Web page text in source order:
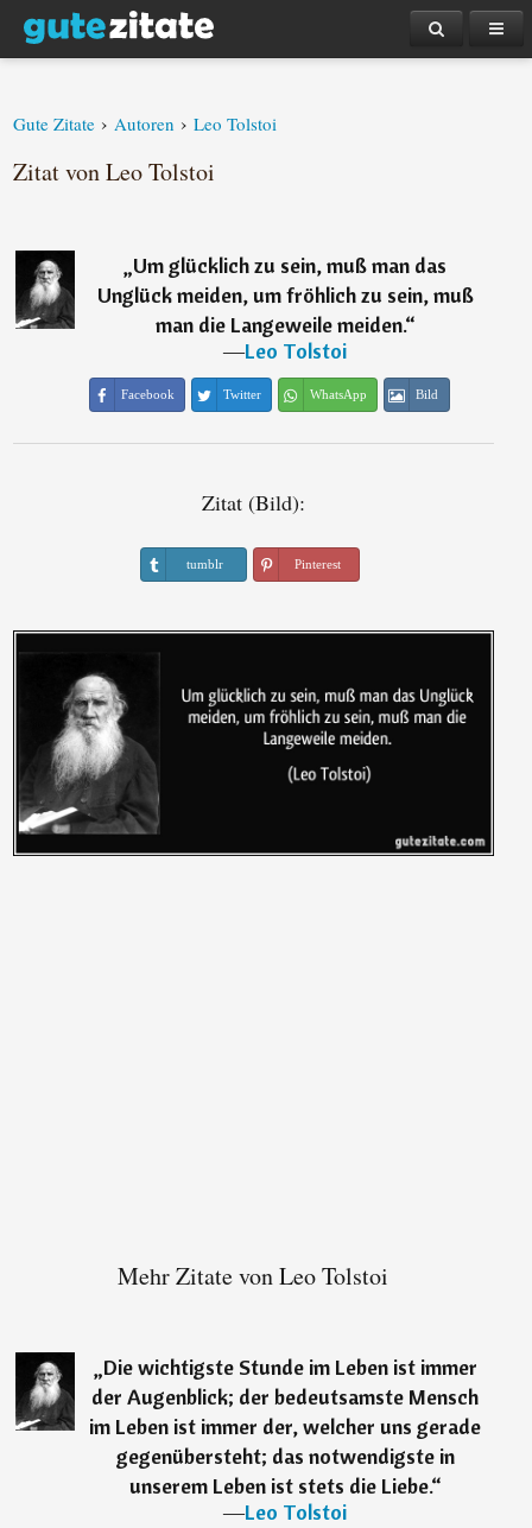
Gute Zitate › Autoren › Leo Tolstoi
Zitat von Leo Tolstoi
„Um glücklich zu sein, muß man das
Unglück meiden, um fröhlich zu sein, muß
man die Langeweile meiden.“
―Leo Tolstoi
Facebook Twitter WhatsApp Bild
Zitat (Bild):
tumblr Pinterest
Mehr Zitate von Leo Tolstoi
„Die wichtigste Stunde im Leben ist immer
der Augenblick; der bedeutsamste Mensch
im Leben ist immer der, welcher uns gerade
gegenübersteht; das notwendigste in
unserem Leben ist stets die Liebe.“
―Leo Tolstoi